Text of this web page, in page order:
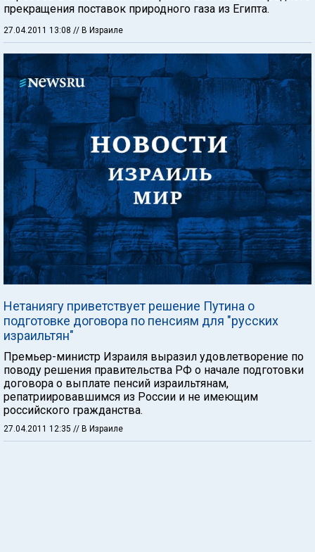
прекращения поставок природного газа из Египта.
27.04.2011 13:08 // В Израиле
Нетаниягу приветствует решение Путина о
подготовке договора по пенсиям для "русских
израильтян"
Премьер-министр Израиля выразил удовлетворение по
поводу решения правительства РФ о начале подготовки
договора о выплате пенсий израильтянам,
репатриировавшимся из России и не имеющим
российского гражданства.
27.04.2011 12:35 // В Израиле